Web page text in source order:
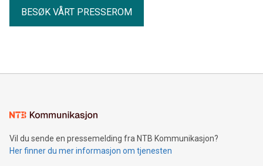
BESØK VÅRT PRESSEROM
Vil du sende en pressemelding fra NTB Kommunikasjon?
Her finner du mer informasjon om tjenesten